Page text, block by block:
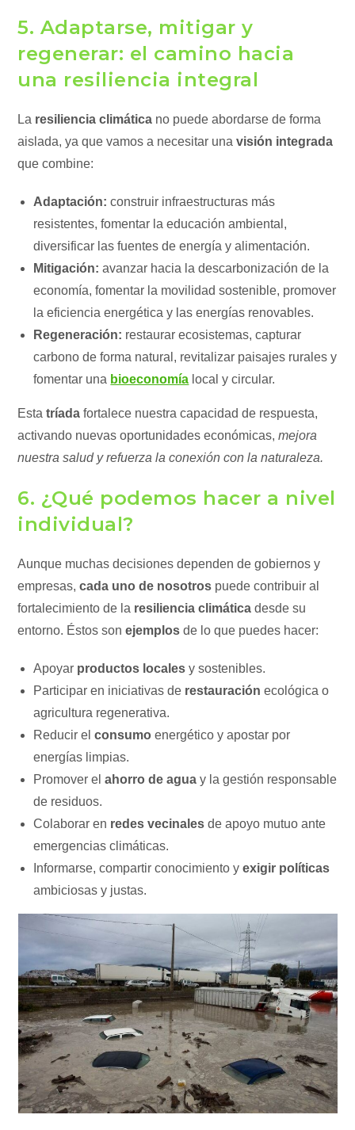
5. Adaptarse, mitigar y
regenerar: el camino hacia
una resiliencia integral
La resiliencia climática no puede abordarse de forma
aislada, ya que vamos a necesitar unavisión integrada
que combine:
Adaptación: construir infraestructuras más
resistentes, fomentar la educación ambiental,
diversificar las fuentes de energía y alimentación.
Mitigación: avanzar hacia la descarbonización de la
economía, fomentar la movilidad sostenible, promover
la eficiencia energética y las energías renovables.
Regeneración: restaurar ecosistemas, capturar
carbono de forma natural, revitalizar paisajes rurales y
fomentar una bioeconomía local y circular.
Estatríada fortalece nuestra capacidad de respuesta,
activando nuevas oportunidades económicas, mejora
nuestra salud y refuerza la conexión con la naturaleza.
6. ¿Qué podemos hacer a nivel
individual?
Aunque muchas decisiones dependen de gobiernos y
empresas,cada uno de nosotros puede contribuir al
fortalecimiento de la resiliencia climática desde su
entorno. Éstos sonejemplos de lo que puedes hacer:
Apoyar productos localesy sostenibles.
Participar en iniciativas de restauración ecológica o
agricultura regenerativa.
Reducir elconsumo energético y apostar por
energías limpias.
Promover elahorro de agua y la gestión responsable
de residuos.
Colaborar en redes vecinales de apoyo mutuo ante
emergencias climáticas.
Informarse, compartir conocimiento yexigir políticas
ambiciosas y justas.